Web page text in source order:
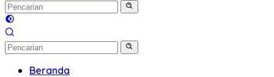
Beranda